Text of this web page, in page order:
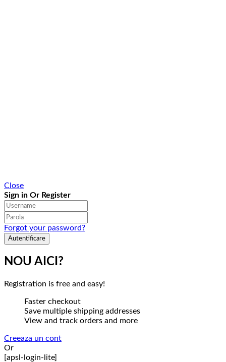
Close
Sign in Or Register
Forgot your password?
NOU AICI?
Registration is free and easy!
Faster checkout
Save multiple shipping addresses
View and track orders and more
Creeaza un cont
Or
[apsl-login-lite]